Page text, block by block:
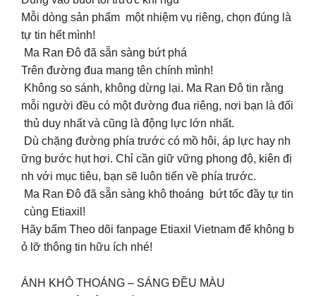
Mỗi dòng sản phẩm một nhiệm vụ riêng, chọn đúng là
tự tin hết mình!
Ma Ran Đô đã sẵn sàng bứt phá
Trên đường đua mang tên chính mình!
Không so sánh, không dừng lại. Ma Ran Đô tin rằng
mỗi người đều có một đường đua riêng, nơi bạn là đối
thủ duy nhất và cũng là động lực lớn nhất.
Dù chặng đường phía trước có mồ hôi, áp lực hay nh
ững bước hụt hơi. Chỉ cần giữ vững phong độ, kiên đị
nh với mục tiêu, bạn sẽ luôn tiến về phía trước.
Ma Ran Đô đã sẵn sàng khô thoáng bứt tốc đầy tự tin
cùng Etiaxil!
Hãy bấm Theo dõi fanpage Etiaxil Vietnam để không b
ỏ lỡ thông tin hữu ích nhé!
ÁNH KHÔ THOÁNG – SÁNG ĐỀU MÀU